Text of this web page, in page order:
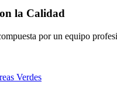
la Calidad
por un equipo
Verdes